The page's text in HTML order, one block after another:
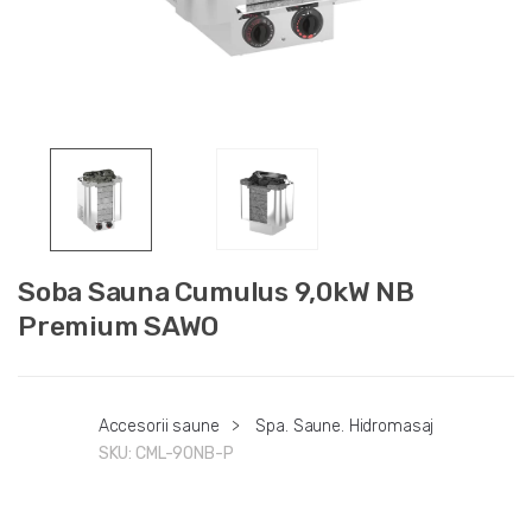
Soba Sauna Cumulus 9,0kW NB
Premium SAWO
Accesorii saune >
Spa. Saune. Hidromasaj
SKU: CML-90NB-P